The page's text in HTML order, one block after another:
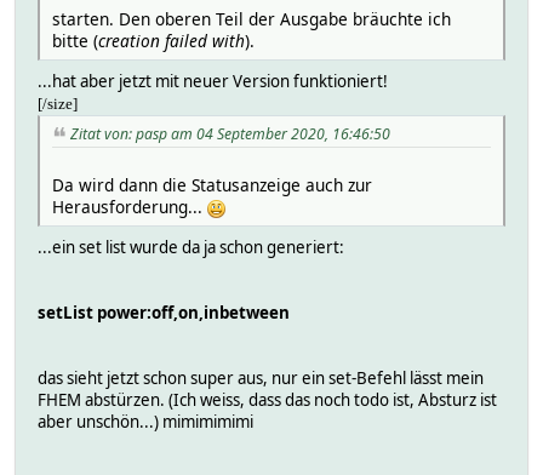
'version'
'id' =>
'version'
'version'
'id' =>
'id' =>
'version'
'id' =>
'version'
'id' =>
'id' =>
'version'
'version'
'id' =>
'id' =>
'version'
starten. Den oberen Teil der Ausgabe bräuchte ich
bitte (creation failed with).
...hat aber jetzt mit neuer Version funktioniert!
[/size]
Zitat von: pasp am 04 September 2020, 16:46:50
Da wird dann die Statusanzeige auch zur
Herausforderung...
...ein set list wurde da ja schon generiert:
setList power:off,on,inbetween
das sieht jetzt schon super aus, nur ein set-Befehl lässt mein
FHEM abstürzen. (Ich weiss, dass das noch todo ist, Absturz ist
aber unschön...) mimimimimi